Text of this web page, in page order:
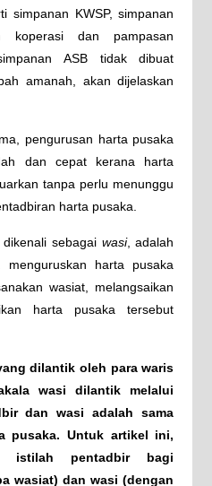
simpanan KWSP, simpanan
koperasi dan pampasan
ASB tidak dibuat
amanah, akan dijelaskan
pengurusan harta pusaka
dan cepat kerana harta
tanpa perlu menunggu
harta pusaka.
sebagai wasi, adalah
harta pusaka
wasiat, melangsaikan
harta pusaka tersebut
dilantik oleh para waris
wasi dilantik melalui
dan wasi adalah sama
pusaka. Untuk artikel ini,
istilah pentadbir bagi
wasiat) dan wasi (dengan